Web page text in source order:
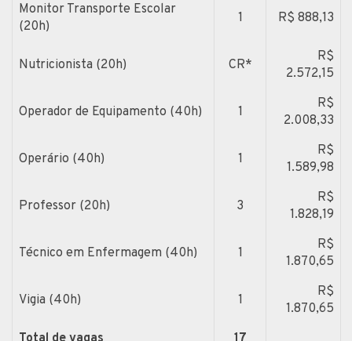
Monitor Transporte Escolar
(20h)
1 R$ 888,13
Nutricionista (20h) CR*
R$
2.572,15
Operador de Equipamento (40h) 1
R$
2.008,33
Operário (40h) 1
R$
1.589,98
Professor (20h) 3
R$
1.828,19
Técnico em Enfermagem (40h) 1
R$
1.870,65
Vigia (40h) 1
R$
1.870,65